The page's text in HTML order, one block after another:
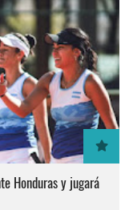
Honduras y jugará